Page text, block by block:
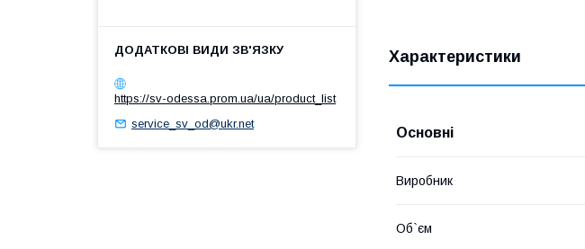
Характеристики
Основні
Виробник
Об`єм
https://sv-odessa.prom.ua/ua/product_list
service_sv_od@ukr.net